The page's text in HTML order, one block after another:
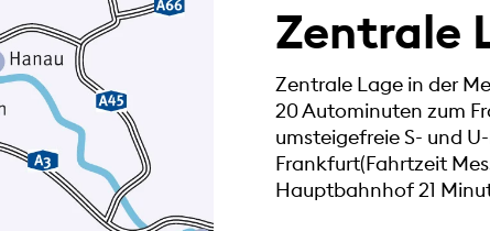
Zentrale
Zentrale Lage in der
20 Autominuten zum
umsteigefreie S- und
Frankfurt(Fahrtzeit
Hauptbahnhof 21